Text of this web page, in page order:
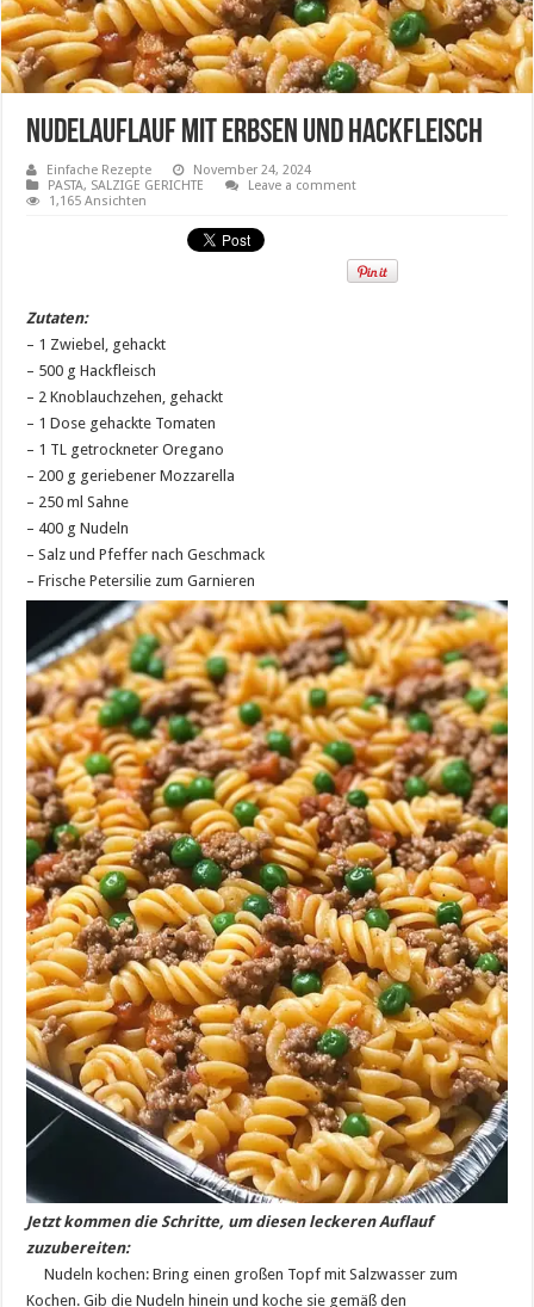
Nudelauflauf mit Erbsen und Hackfleisch
Einfache Rezepte
November 24, 2024
PASTA, SALZIGE GERICHTE
Leave a comment
1,165 Ansichten
Zutaten:
– 1 Zwiebel, gehackt
– 500 g Hackfleisch
– 2 Knoblauchzehen, gehackt
– 1 Dose gehackte Tomaten
– 1 TL getrockneter Oregano
– 200 g geriebener Mozzarella
– 250 ml Sahne
– 400 g Nudeln
– Salz und Pfeffer nach Geschmack
– Frische Petersilie zum Garnieren
Jetzt kommen die Schritte, um diesen leckeren Auflauf
zuzubereiten:
Nudeln kochen: Bring einen großen Topf mit Salzwasser zum
Kochen. Gib die Nudeln hinein und koche sie gemäß den